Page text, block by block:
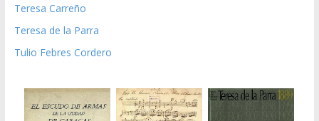
Teresa Carreño
Teresa de la Parra
Tulio Febres Cordero